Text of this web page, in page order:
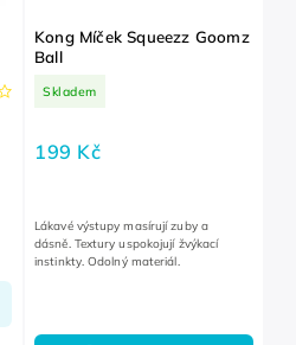
Kong Míček Squeezz Goomz
Ball
Skladem
199 Kč
Lákavé výstupy masírují zuby a
dásně. Textury uspokojují žvýkací
instinkty. Odolný materiál.